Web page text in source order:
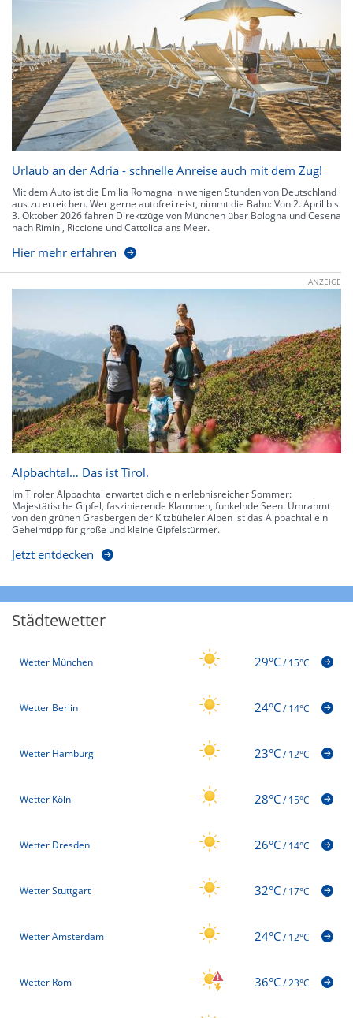
Urlaub an der Adria - schnelle Anreise auch mit dem Zug!
Mit dem Auto ist die Emilia Romagna in wenigen Stunden von Deutschland
aus zu erreichen. Wer gerne autofrei reist, nimmt die Bahn: Von 2. April bis
3. Oktober 2026 fahren Direktzüge von München über Bologna und Cesena
nach Rimini, Riccione und Cattolica ans Meer.
Hier mehr erfahren
ANZEIGE
Alpbachtal… Das ist Tirol.
Im Tiroler Alpbachtal erwartet dich ein erlebnisreicher Sommer:
Majestätische Gipfel, faszinierende Klammen, funkelnde Seen. Umrahmt
von den grünen Grasbergen der Kitzbüheler Alpen ist das Alpbachtal ein
Geheimtipp für große und kleine Gipfelstürmer.
Jetzt entdecken
Städtewetter
Wetter München 29°C/15°C
Wetter Berlin 24°C/14°C
Wetter Hamburg 23°C/12°C
Wetter Köln 28°C/15°C
Wetter Dresden 26°C/14°C
Wetter Stuttgart 32°C/17°C
Wetter Amsterdam 24°C/12°C
Wetter Rom 36°C/23°C